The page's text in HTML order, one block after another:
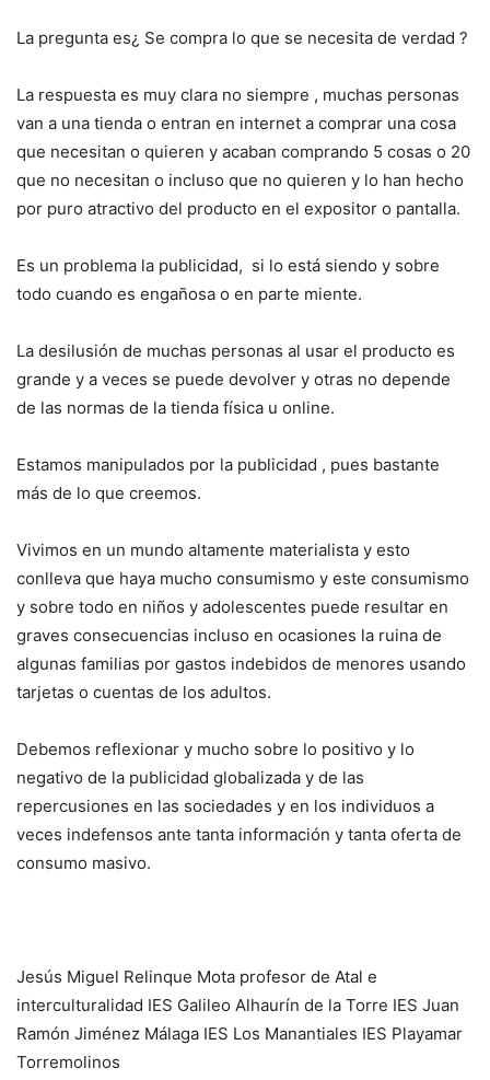
La pregunta es¿ Se compra lo que se necesita de verdad ?
La respuesta es muy clara no siempre , muchas personas
van a una tienda o entran en internet a comprar una cosa
que necesitan o quieren y acaban comprando 5 cosas o 20
que no necesitan o incluso que no quieren y lo han hecho
por puro atractivo del producto en el expositor o pantalla.
Es un problema la publicidad, si lo está siendo y sobre
todo cuando es engañosa o en parte miente.
La desilusión de muchas personas al usar el producto es
grande y a veces se puede devolver y otras no depende
de las normas de la tienda física u online.
Estamos manipulados por la publicidad , pues bastante
más de lo que creemos.
Vivimos en un mundo altamente materialista y esto
conlleva que haya mucho consumismo y este consumismo
y sobre todo en niños y adolescentes puede resultar en
graves consecuencias incluso en ocasiones la ruina de
algunas familias por gastos indebidos de menores usando
tarjetas o cuentas de los adultos.
Debemos reflexionar y mucho sobre lo positivo y lo
negativo de la publicidad globalizada y de las
repercusiones en las sociedades y en los individuos a
veces indefensos ante tanta información y tanta oferta de
consumo masivo.
Jesús Miguel Relinque Mota profesor de Atal e
interculturalidad IES Galileo Alhaurín de la Torre IES Juan
Ramón Jiménez Málaga IES Los Manantiales IES Playamar
Torremolinos